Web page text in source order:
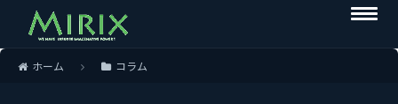
ホーム コラム